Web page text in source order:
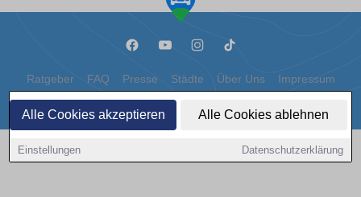
Alle Cookies akzeptieren Alle Cookies ablehnen
Einstellungen Datenschutzerklärung
Ratgeber FAQ Presse Städte Über Uns Impressum
Datenschutz Cookies
Copyright © 2000 - 2026 | 1A Infosysteme GmbH | Content by: 1a-sites-autos